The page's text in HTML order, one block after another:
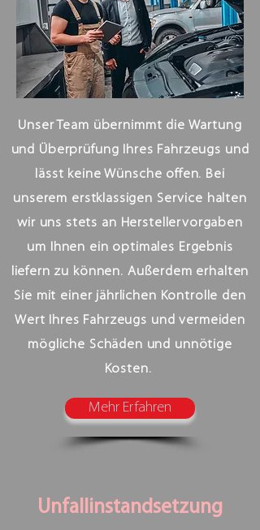
Unser Team übernimmt die Wartung
und Überprüfung Ihres Fahrzeugs und
lässt keine Wünsche offen. Bei
unserem erstklassigen Service halten
wir uns stets an Herstellervorgaben
um Ihnen ein optimales Ergebnis
liefern zu können. Außerdem erhalten
Sie mit einer jährlichen Kontrolle den
Wert Ihres Fahrzeugs und vermeiden
mögliche Schäden und unnötige
Kosten.
Mehr Erfahren
Unfallinstandsetzung